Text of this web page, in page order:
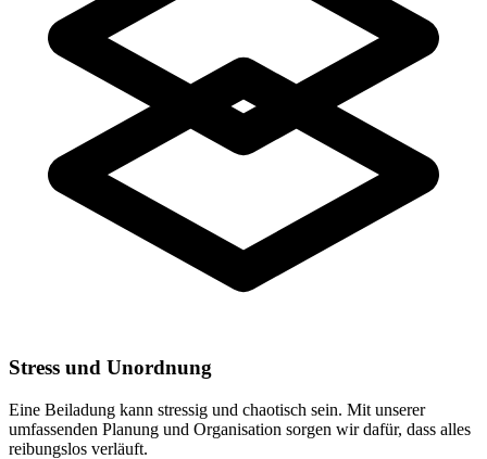
Stress und Unordnung
Eine Beiladung kann stressig und chaotisch sein. Mit unserer
umfassenden Planung und Organisation sorgen wir dafür, dass alles
reibungslos verläuft.